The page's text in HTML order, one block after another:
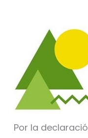
Por la